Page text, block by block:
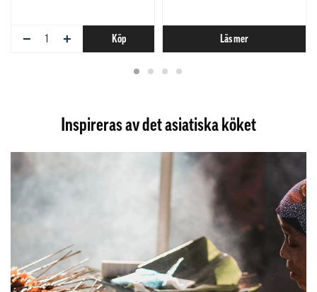
− + Köp Läs mer
Inspireras av det asiatiska köket